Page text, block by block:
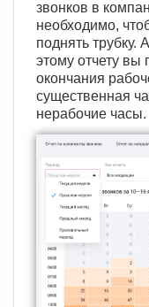
звонков в
необходимо,
поднять трубку.
этому отчету вы
окончания
существенная
нерабочие часы.